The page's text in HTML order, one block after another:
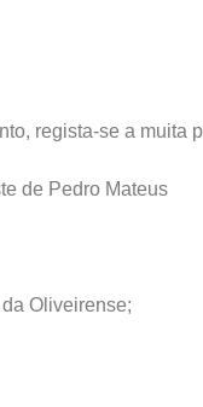
regista-se a muita
de Pedro Mateus
Oliveirense;